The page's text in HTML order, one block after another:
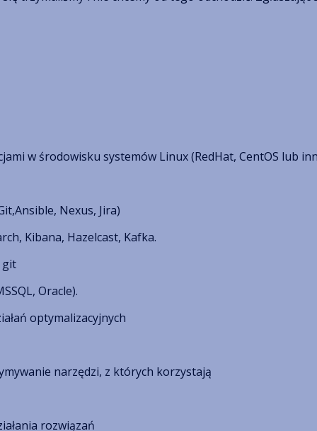
w środowisku systemów Linux (RedHat, CentOS lub
Nexus, Jira)
Kibana, Hazelcast, Kafka.
git
Oracle).
optymalizacyjnych
narzędzi, z których korzystają
rozwiązań